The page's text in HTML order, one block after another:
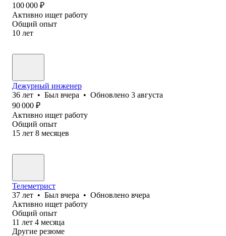
100 000 ₽
Активно ищет работу
Общий опыт
10 лет
Дежурный инженер
36 лет • Был вчера • Обновлено 3 августа
90 000 ₽
Активно ищет работу
Общий опыт
15 лет 8 месяцев
Телеметрист
37 лет • Был вчера • Обновлено вчера
Активно ищет работу
Общий опыт
11 лет 4 месяца
Другие резюме